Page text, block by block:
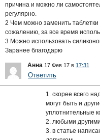
причина и можно ли
регулярно.
2 Чем можно заменить таблетки
сожалению, за все время
3 Можно использовать
Заранее благодарю
Анна 17 Фев 17 в 17:31
Ответить
1. скорее всего
могут быть и
уплотнительные
2. любыми
3. в статье